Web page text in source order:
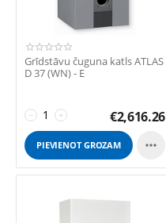
Grīdstāvu čuguna katls ATLAS
D 37 (WN) - E
+
− €2,616.26
PIEVIENOT GROZAM 